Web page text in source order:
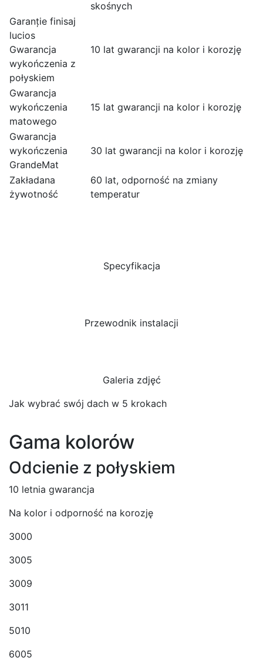
skośnych
Garanție finisaj
lucios
Gwarancja
wykończenia z
połyskiem
10 lat gwarancji na kolor i korozję
Gwarancja
wykończenia
matowego
15 lat gwarancji na kolor i korozję
Gwarancja
wykończenia
GrandeMat
30 lat gwarancji na kolor i korozję
Zakładana
żywotność
60 lat, odporność na zmiany
temperatur
Specyfikacja
Przewodnik instalacji
Galeria zdjęć
Jak wybrać swój dach w 5 krokach
Gama kolorów
Odcienie z połyskiem
10 letnia gwarancja
Na kolor i odporność na korozję
3000
3005
3009
3011
5010
6005